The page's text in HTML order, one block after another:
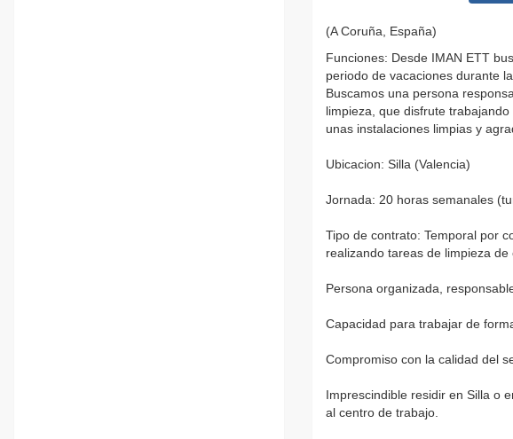
(A Coruña, España)
Funciones: Desde IMAN ETT
periodo de vacaciones durante
Buscamos una persona
limpieza, que disfrute
unas instalaciones limpias y
Ubicacion: Silla (Valencia)
Jornada: 20 horas semanales
Tipo de contrato: Temporal por
realizando tareas de limpieza
Persona organizada,
Capacidad para trabajar de
Compromiso con la calidad del
Imprescindible residir en Silla o
al centro de trabajo.